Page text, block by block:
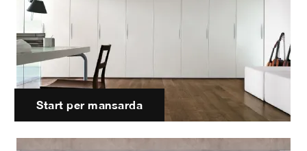
Start per mansarda